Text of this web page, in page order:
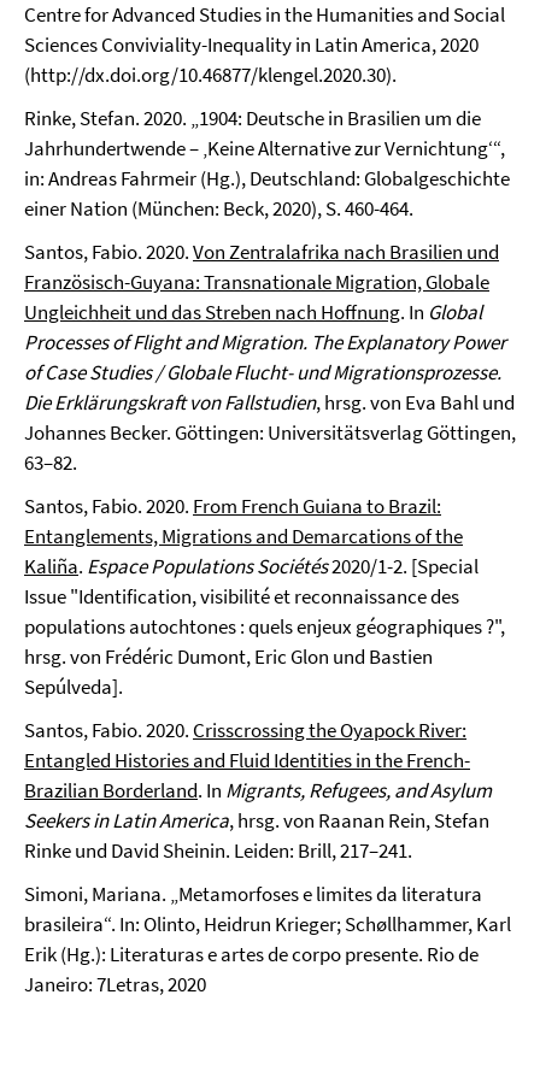
Centre for Advanced Studies in the Humanities and Social
Sciences Conviviality-Inequality in Latin America, 2020
(http://dx.doi.org/10.46877/klengel.2020.30).
Rinke, Stefan. 2020. „1904: Deutsche in Brasilien um die
Jahrhundertwende – ‚Keine Alternative zur Vernichtung‘“,
in: Andreas Fahrmeir (Hg.), Deutschland: Globalgeschichte
einer Nation (München: Beck, 2020), S. 460-464.
Santos, Fabio. 2020.Von Zentralafrika nach Brasilien und
Französisch-Guyana: Transnationale Migration, Globale
Ungleichheit und das Streben nach Hoffnung. In Global
Processes of Flight and Migration. The Explanatory Power
of Case Studies / Globale Flucht- und Migrationsprozesse.
Die Erklärungskraft von Fallstudien, hrsg. von Eva Bahl und
Johannes Becker. Göttingen: Universitätsverlag Göttingen,
63–82.
Santos, Fabio. 2020. From French Guiana to Brazil:
Entanglements, Migrations and Demarcations of the
Kaliña. Espace Populations Sociétés2020/1-2. [Special
Issue "Identification, visibilité et reconnaissance des
populations autochtones : quels enjeux géographiques ?",
hrsg. von Frédéric Dumont, Eric Glon und Bastien
Sepúlveda].
Santos, Fabio. 2020. Crisscrossing the Oyapock River:
Entangled Histories and Fluid Identities in the French-
Brazilian Borderland. In Migrants, Refugees, and Asylum
Seekers in Latin America, hrsg. von Raanan Rein, Stefan
Rinke und David Sheinin. Leiden: Brill, 217–241.
Simoni, Mariana. „Metamorfoses e limites da literatura
brasileira“. In: Olinto, Heidrun Krieger; Schøllhammer, Karl
Erik (Hg.): Literaturas e artes de corpo presente. Rio de
Janeiro: 7Letras, 2020